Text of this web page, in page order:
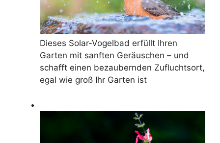
Dieses Solar-Vogelbad erfüllt Ihren
Garten mit sanften Geräuschen – und
schafft einen bezaubernden Zufluchtsort,
egal wie groß Ihr Garten ist